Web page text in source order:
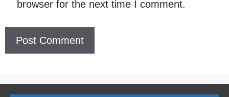
browser for the next time I comment.